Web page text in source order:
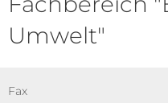
Umwelt"
Fax